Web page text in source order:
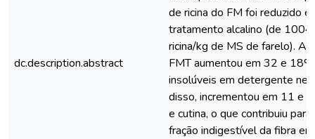
dc.description.abstract
de ricina do FM foi reduzido
tratamento alcalino (de
ricina/kg de MS de farelo). A
FMT aumentou em 32 e
insolúveis em detergente
disso, incrementou em 11 e
e cutina, o que contribuiu
fração indigestível da fibra